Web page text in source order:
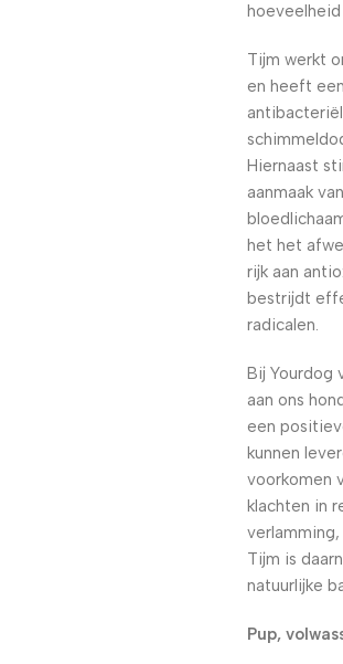
hoeveelheid
Tijm werkt
en heeft
Hiernaast
aanmaak
het het
rijk aan
bestrijdt
radicalen.
Bij Yourdog
aan ons
een
kunnen
voorkomen
klachten in
verlamming,
Tijm is
natuurlijke
Pup,